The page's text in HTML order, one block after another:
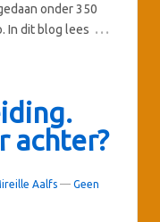
onder 350
In dit blog lees …
achter?
Aalfs — Geen